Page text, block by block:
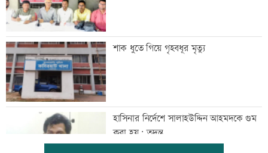
শাক ধুতে গিয়ে গৃহবধূর মৃত্যু
হাসিনার নির্দেশে সালাহউদ্দিন আহমদকে গুম
করা হয়: তদন্ত